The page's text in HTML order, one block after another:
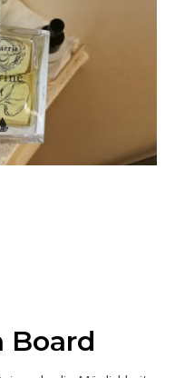
Board